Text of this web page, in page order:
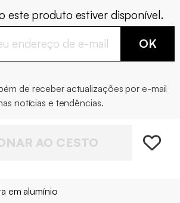
este produto estiver disponível.
OK
de receber actualizações por e-mail
notícias e tendências.
AO CESTO
em alumínio